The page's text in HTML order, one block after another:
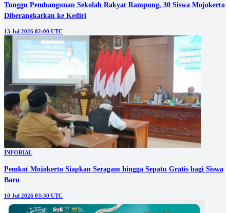
Tunggu Pembangunan Sekolah Rakyat Rampung, 30 Siswa Mojokerto
Diberangkatkan ke Kediri
13 Jul 2026 02:00 UTC
INFORIAL
Pemkot Mojokerto Siapkan Seragam hingga Sepatu Gratis bagi Siswa
Baru
10 Jul 2026 03:30 UTC